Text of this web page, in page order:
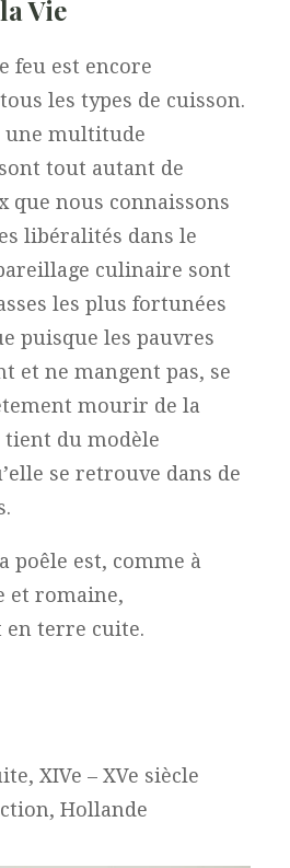
Vie
feu est encore
les types de cuisson.
une multitude
tout autant de
que nous connaissons
libéralités dans le
culinaire sont
les plus fortunées
puisque les pauvres
et ne mangent pas, se
mourir de la
tient du modèle
se retrouve dans de
poêle est, comme à
et romaine,
terre cuite.
XIVe – XVe siècle
Hollande